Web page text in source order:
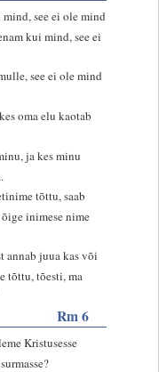
see ei ole mind
kui mind, see ei
see ei ole mind
oma elu kaotab
ja kes minu
tõttu, saab
inimese nime
annab juua kas või
tõttu, tõesti, ma
Rm 6
Kristusesse